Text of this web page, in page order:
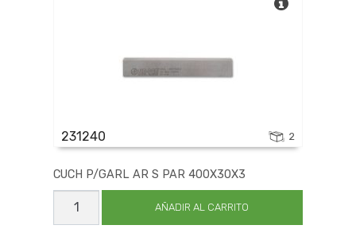
231240 2
CUCH P/GARL AR S PAR 400X30X3
CUCH
P/GARL
AR
AÑADIR AL CARRITO